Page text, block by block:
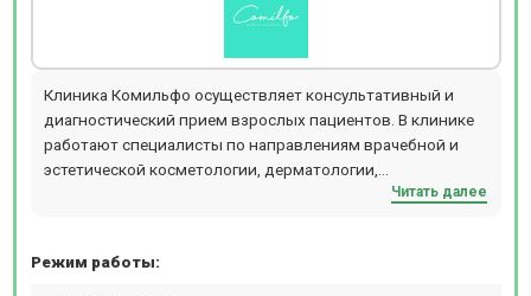
Клиника Комильфо осуществляет консультативный и
диагностический прием взрослых пациентов. В клинике
работают специалисты по направлениям врачебной и
эстетической косметологии, дерматологии,
дерматоонкологии, трихологии, эстетической и лечебно-
инфузионной терапии (капельницы здоровья и красоты).
Читать далее
Режим работы: